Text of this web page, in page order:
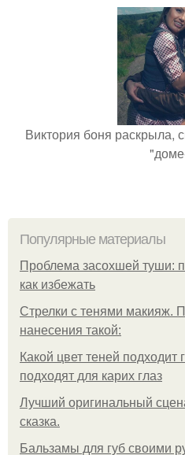
Виктория боня раскрыла,
Популярные материалы
Проблема засохшей туши:
как избежать
Стрелки с тенями макияж.
нанесения такой:
Какой цвет теней подходит
подходят для карих глаз
Лучший оригинальный
сказка.
Бальзамы для губ своими